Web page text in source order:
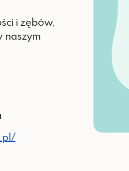
i zębów,